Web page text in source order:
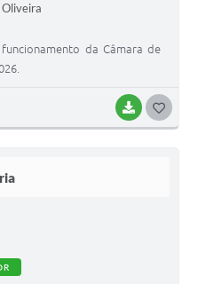
BAIXAR
da Câmara de